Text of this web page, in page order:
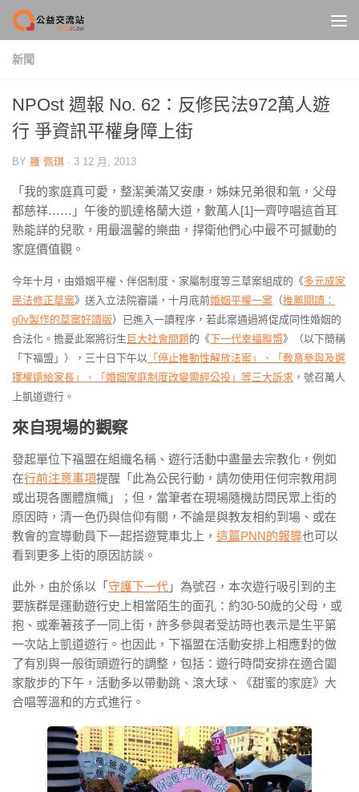
Skip to content
新聞
NPOst 週報 No. 62：反修民法972萬人遊
行 爭資訊平權身障上街
BY 羅 佩琪 · 3 12 月, 2013
「我的家庭真可愛，整潔美滿又安康，姊妹兄弟很和氣，父母
都慈祥……」午後的凱達格蘭大道，數萬人[1]一齊哼唱這首耳
熟能詳的兒歌，用最溫馨的樂曲，捍衛他們心中最不可撼動的
家庭價值觀。
今年十月，由婚姻平權、伴侶制度、家屬制度等三草案組成的《多元成家
民法修正草案》送入立法院審議，十月底前婚姻平權一案 （推薦閱讀：
g0v製作的草案好讀版）已進入一讀程序，若此案通過將促成同性婚姻的
合法化。擔憂此案將衍生巨大社會問題的《下一代幸福聯盟》（以下簡稱
「下福盟」），三十日下午以 「停止推動性解放法案」、「教育參與及選
擇權還給家長」、「婚姻家庭制度改變需經公投」等三大訴求 ，號召萬人
上凱道遊行。
來自現場的觀察
發起單位下福盟在組織名稱、遊行活動中盡量去宗教化，例如
在行前注意事項提醒「此為公民行動，請勿使用任何宗教用詞
或出現各團體旗幟」；但，當筆者在現場隨機訪問民眾上街的
原因時，清一色仍與信仰有關，不論是與教友相約到場、或在
教會的宣導動員下一起搭遊覽車北上， 這篇PNN的報導也可以
看到更多上街的原因訪談。
此外，由於係以「 守護下一代 」為號召，本次遊行吸引到的主
要族群是運動遊行史上相當陌生的面孔：約30-50歲的父母，或
抱、或牽著孩子一同上街，許多參與者受訪時也表示是生平第
一次站上凱道遊行。也因此，下福盟在活動安排上相應對的做
了有別與一般街頭遊行的調整，包括：遊行時間安排在適合闔
家散步的下午，活動多以帶動跳、滾大球、《甜蜜的家庭》大
合唱等溫和的方式進行。